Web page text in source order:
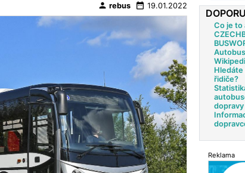
person rebus date_range 19.01.2022
Co je to
Hledáte
řidiče?
dopravy
Reklama